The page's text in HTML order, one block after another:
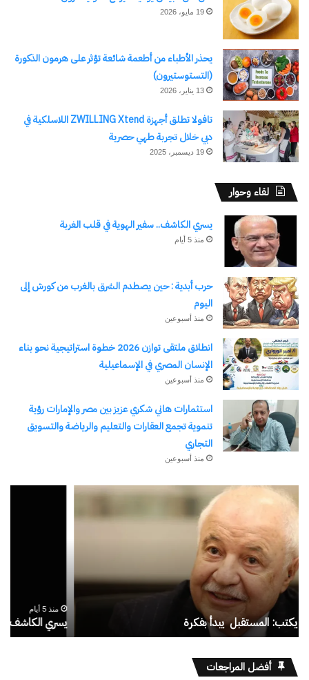
19 مايو، 2026
يحذر الأطباء من أطعمة شائعة تؤثر على هرمون الذكورة
(التستوستيرون)
13 يناير، 2026
تافولا تطلق أجهزة ZWILLING Xtend اللاسلكية في
دبي خلال تجربة طهي حصرية
19 ديسمبر، 2025
لقاء وحوار
يسري الكاشف.. سفير الهوية في قلب الغربة
منذ 5 أيام
حرب أبدية : حين يصطدم الشرق بالغرب من كورش إلى
اليوم
منذ أسبوعين
انطلاق ملتقى توازن 2026 خطوة استراتيجية نحو بناء
الإنسان المصري في الإسماعيلية
منذ أسبوعين
استثمارات هاني شكري عزيز بين مصر والإمارات رؤية
تنموية تجمع العقارات والتعليم والرياضة والتسويق
التجاري
منذ أسبوعين
يسري
الكاشف..
سفير
الهوية
في
قلب
الغربة
منذ 5 أيام
يسري الكاشف.. سفير الهوية في قلب الغربة
أفضل المراجعات